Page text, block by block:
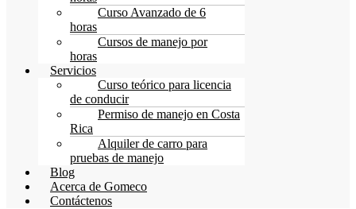
Curso Avanzado de 6
horas
Cursos de manejo por
horas
Servicios
Curso teórico para licencia
de conducir
Permiso de manejo en Costa
Rica
Alquiler de carro para
pruebas de manejo
Blog
Acerca de Gomeco
Contáctenos